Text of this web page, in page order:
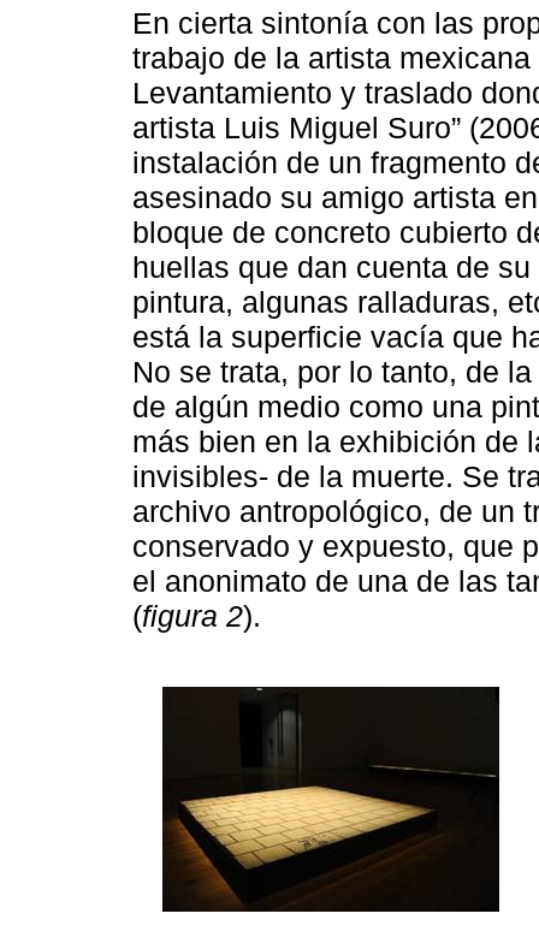
En cierta sintonía con las
trabajo de la artista
Levantamiento y traslado
artista Luis Miguel Suro”
instalación de un fragmento
asesinado su amigo artista
bloque de concreto cubierto
huellas que dan cuenta de
pintura, algunas ralladuras,
está la superficie vacía que
No se trata, por lo tanto, de
de algún medio como una
más bien en la exhibición de
invisibles- de la muerte. Se
archivo antropológico, de un
conservado y expuesto, que
el anonimato de una de las
(figura 2).